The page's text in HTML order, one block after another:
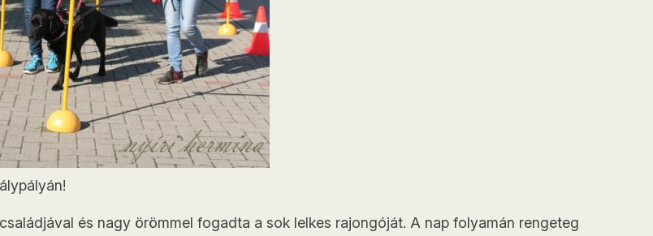
és nagy örömmel fogadta a sok lelkes rajongóját. A nap folyamán rengeteg